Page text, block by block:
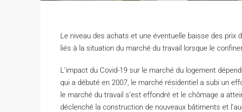
Le niveau des achats et une éventuelle baisse des prix
liés à la situation du marché du travail lorsque le
L‘impact du Covid-19 sur le marché du logement
qui a débuté en 2007, le marché résidentiel a subi un
le marché du travail s’est effondré et le chômage a
déclenché la construction de nouveaux bâtiments et